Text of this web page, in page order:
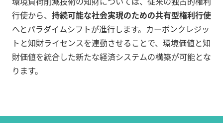
行使から、 持続可能な社会実現のための共有型権利行使
へとパラダイムシフトが進行します。カーボンクレジッ
トと知財ライセンスを連動させることで、環境価値と知
財価値を統合した新たな経済システムの構築が可能とな
ります。